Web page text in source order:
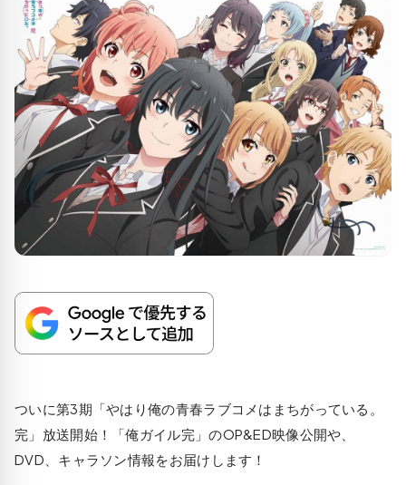
ついに第3期「やはり俺の青春ラブコメはまちがっている。
完」放送開始！「俺ガイル完」のOP&ED映像公開や、
DVD、キャラソン情報をお届けします！